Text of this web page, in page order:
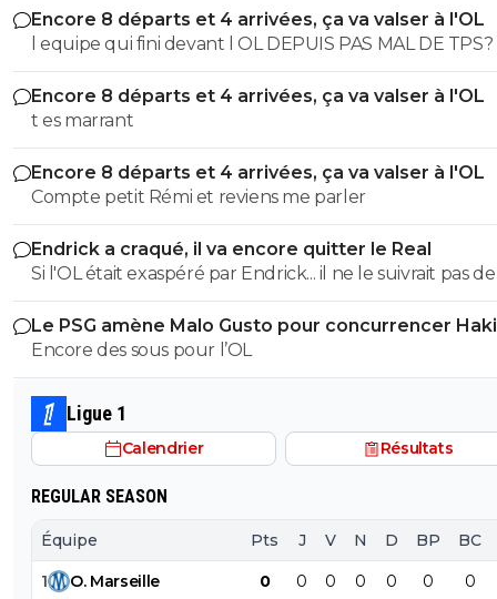
Encore 8 départs et 4 arrivées, ça va valser à l'OL
l equipe qui fini devant l OL DEPUIS PAS MAL DE TPS? lol. t
es tro malin toi
Encore 8 départs et 4 arrivées, ça va valser à l'OL
t es marrant
Encore 8 départs et 4 arrivées, ça va valser à l'OL
Compte petit Rémi et reviens me parler
Endrick a craqué, il va encore quitter le Real
Si l'OL était exaspéré par Endrick... il ne le suivrait pas
près. Bref... Quand l'équipe sera complète... ce sera beaucoup
mieux.
Le PSG amène Malo Gusto pour concurrencer
Encore des sous pour l’OL
Ligue 1
Calendrier Résultats
REGULAR SEASON
Équipe Pts J V N D BP BC
1 O. Marseille 0 0 0 0 0 0 0